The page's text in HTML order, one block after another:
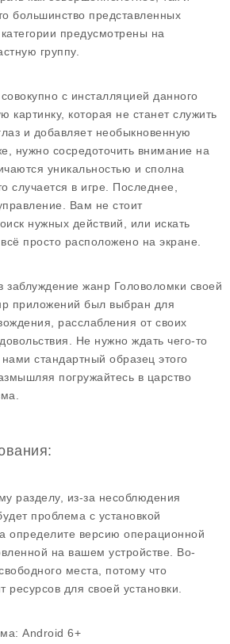
большинство представленных
предусмотрены на
группу.
с инсталляцией данного
картинку, которая не станет служить
и добавляет необыкновенную
нужно сосредоточить внимание на
уникальностью и сполна
случается в игре. Последнее,
Вам не стоит
нужных действий, или искать
просто расположено на экране.
заблуждение жанр Головоломки своей
приложений был выбран для
расслабления от своих
Не нужно ждать чего-то
стандартный образец этого
погружайтесь в царство
разделу, из-за несоблюдения
проблема с установкой
определите версию операционной
на вашем устройстве. Во-
места, потому что
ресурсов для своей установки.
Android 6+